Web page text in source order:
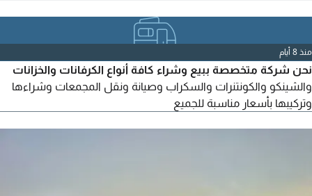
منذ 8 أيام
نحن شركة متخصصة ببيع وشراء كافة أنواع الكرفانات والخزانات
والشينكو والكونتنرات والسكراب وصيانة ونقل المجمعات وشراءها
وتركيبها بأسعار مناسبة للجميع